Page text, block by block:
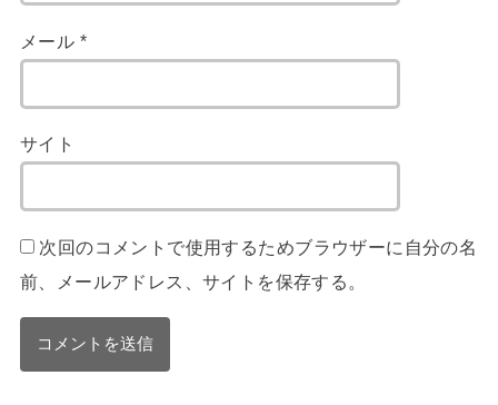
メール *
サイト
次回のコメントで使用するためブラウザーに自分の名
前、メールアドレス、サイトを保存する。